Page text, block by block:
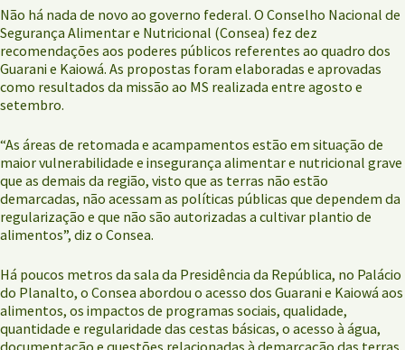
Não há nada de novo ao governo federal. O Conselho Nacional de
Segurança Alimentar e Nutricional (Consea) fez dez
recomendações aos poderes públicos referentes ao quadro dos
Guarani e Kaiowá. As propostas foram elaboradas e aprovadas
como resultados da missão ao MS realizada entre agosto e
setembro.
“As áreas de retomada e acampamentos estão em situação de
maior vulnerabilidade e insegurança alimentar e nutricional grave
que as demais da região, visto que as terras não estão
demarcadas, não acessam as políticas públicas que dependem da
regularização e que não são autorizadas a cultivar plantio de
alimentos”, diz o Consea.
Há poucos metros da sala da Presidência da República, no Palácio
do Planalto, o Consea abordou o acesso dos Guarani e Kaiowá aos
alimentos, os impactos de programas sociais, qualidade,
quantidade e regularidade das cestas básicas, o acesso à água,
documentação e questões relacionadas à demarcação das terras.